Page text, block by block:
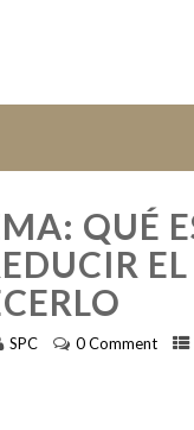
QUÉ
SPC 0 Comment